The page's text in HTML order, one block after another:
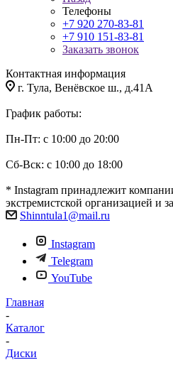
Телефоны
+7 920 270-83-81
+7 910 151-83-81
Заказать звонок
Контактная информация
г. Тула, Венёвское ш., д.41А
График работы:
Пн-Пт: с 10:00 до 20:00
Сб-Вск: с 10:00 до 18:00
* Instagram принадлежит
экстремистской организацией и
Shinntula1@mail.ru
Instagram
Telegram
YouTube
Главная
-
Каталог
-
Диски